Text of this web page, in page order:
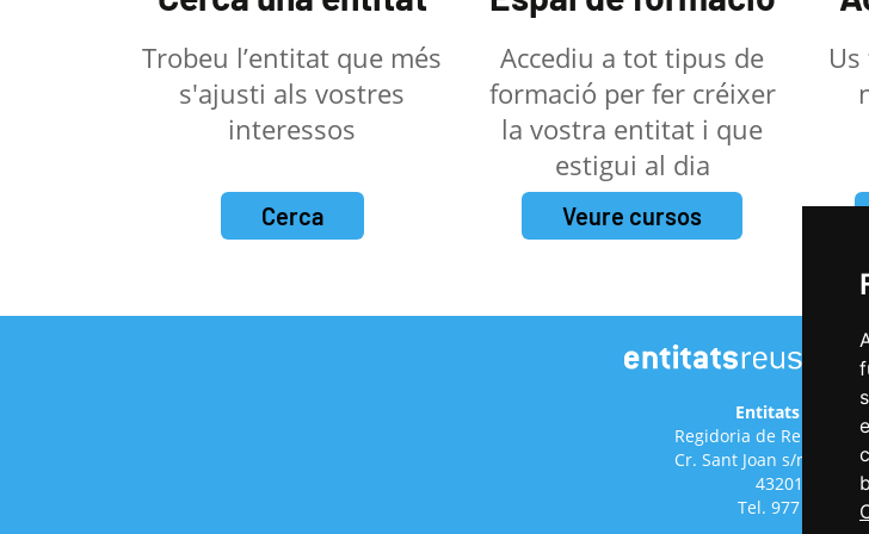
Trobeu l’entitat que més
s'ajusti als vostres
interessos
Cerca
Accediu a tot tipus de
formació per fer créixer
la vostra entitat i que
estigui al dia
Veure cursos
Entitats de Reus
Regidoria de Relacions
Cr. Sant Joan s/n (antic
43201 Reus
Tel. 977 010 029